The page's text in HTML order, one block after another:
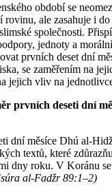
období se
ale zasahuje i do
společnosti.
jednoty a
prvních deset dní
se zaměřením na
jejich vliv na
prvních deseti dní
dní měsíce Dhú al-
textů, které
dny roku. V Koránu
al-Fadžr 89:1–2)